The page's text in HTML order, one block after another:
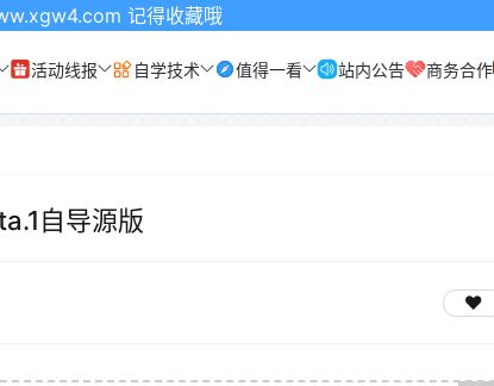
记得收藏哦
活动线报 自学技术 值得一看 站内公告 商务合作
自导源版